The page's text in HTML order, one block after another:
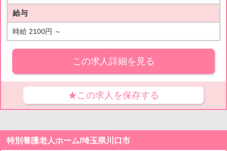
給与
時給 2100円 ～
この求人詳細を見る
★この求人を保存する
特別養護老人ホーム/埼玉県川口市